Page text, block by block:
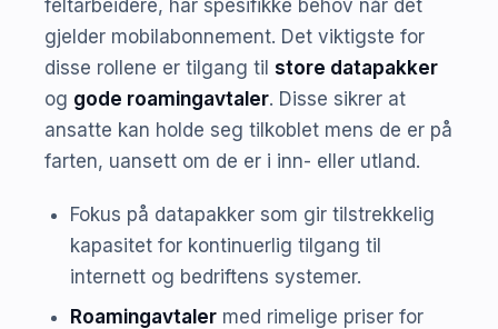
feltarbeidere, har spesifikke behov når det
gjelder mobilabonnement. Det viktigste for
disse rollene er tilgang til store datapakker
og gode roamingavtaler. Disse sikrer at
ansatte kan holde seg tilkoblet mens de er på
farten, uansett om de er i inn- eller utland.
Fokus på datapakker som gir tilstrekkelig
kapasitet for kontinuerlig tilgang til
internett og bedriftens systemer.
Roamingavtalermed rimelige priser for